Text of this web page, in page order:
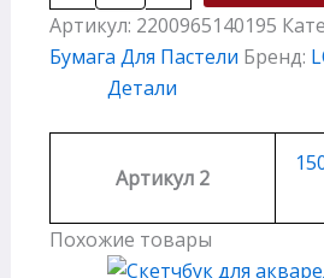
Артикул: 2200965140195
Бумага Для Пастели Бренд:
Детали
Артикул 2
Похожие товары